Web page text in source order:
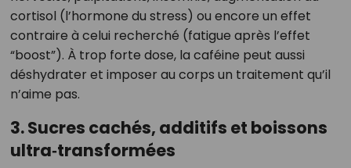
cortisol (l’hormone du stress) ou encore un effet
contraire à celui recherché (fatigue après l’effet
“boost”). À trop forte dose, la caféine peut aussi
déshydrater et imposer au corps un traitement qu’il
n’aime pas.
3. Sucres cachés, additifs et boissons
ultra‑transformées